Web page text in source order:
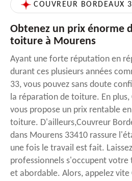
COUVREUR BORDEAUX
Obtenez un prix énorme
toiture à Mourens
Ayant une forte réputation en
durant ces plusieurs années
33, vous pouvez sans doute
la réparation de toiture. En
vous propose un prix rentable
toiture. D'ailleurs,Couvreur
dans Mourens 33410 rassure
une fois le travail est fait.
professionnels s'occupent votre
et abordable. Alors, appelez